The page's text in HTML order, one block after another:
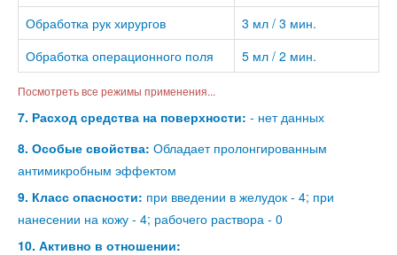
Обработка рук хирургов
3 мл / 3 мин.
Обработка операционного поля
5 мл / 2 мин.
Посмотреть все режимы применения...
7. Расход средства на поверхности: - нет данных
8. Особые свойства: Обладает пролонгированным
антимикробным эффектом
9. Класс опасности: при введении в желудок - 4; при
нанесении на кожу - 4; рабочего раствора - 0
10. Активно в отношении: